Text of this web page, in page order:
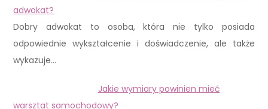
adwokat?
Dobry adwokat to osoba, która nie tylko posiada
odpowiednie wykształcenie i doświadczenie, ale także
wykazuje…
Jakie wymiary powinien mieć
warsztat samochodowy?